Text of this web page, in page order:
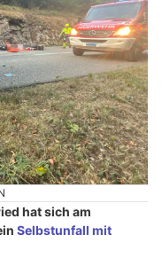
hat sich am
Selbstunfall mit